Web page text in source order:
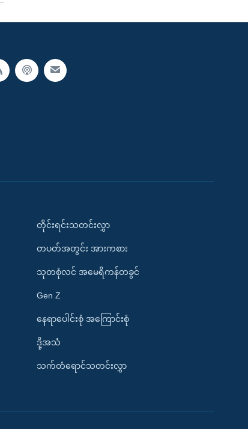
တိုင်းရင်းသတင်းလွှာ
တပတ်အတွင်း အားကစား
သုတစုံလင် အမေရိကန်တခွင်
Gen Z
နေရာပေါင်းစုံ အကြောင်းစုံ
ဒို့အသံ
သက်တံရောင်သတင်းလွှာ